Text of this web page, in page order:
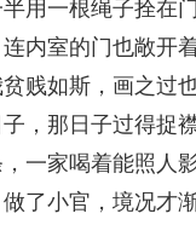
用一根绳子拴在
内室的门也敞开
贱如斯，画之过
，那日子过得捉
一家喝着能照人
了小官，境况才